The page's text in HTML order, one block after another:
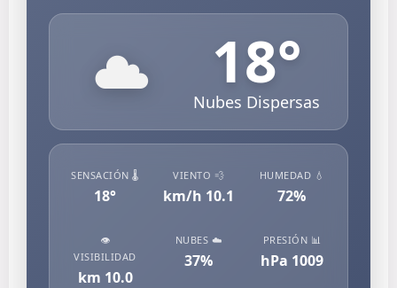
18°
Nubes Dispersas
💧 HUMEDAD
72%
💨 VIENTO
10.1
🌡️ SENSACIÓN
18°
📊 PRESIÓN
1009
☁️ NUBES
37%
👁️
VISIBILIDAD
10.0